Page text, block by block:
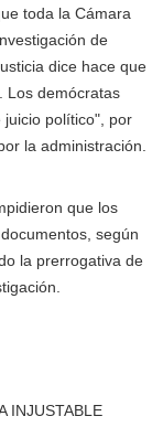
toda la Cámara
de
dice hace que
Los demócratas
juicio político", por
la administración.
que los
según
la prerrogativa de
INJUSTABLE